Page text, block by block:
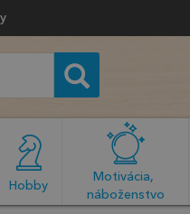
Hobby
Motivácia,
náboženstvo